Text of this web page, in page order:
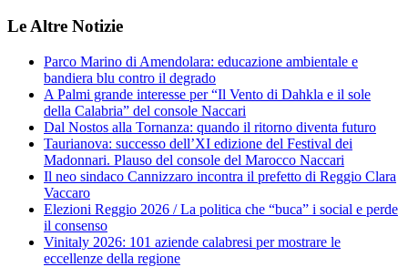
Le Altre Notizie
Parco Marino di Amendolara: educazione ambientale e
bandiera blu contro il degrado
A Palmi grande interesse per “Il Vento di Dahkla e il sole
della Calabria” del console Naccari
Dal Nostos alla Tornanza: quando il ritorno diventa futuro
Taurianova: successo dell’XI edizione del Festival dei
Madonnari. Plauso del console del Marocco Naccari
Il neo sindaco Cannizzaro incontra il prefetto di Reggio Clara
Vaccaro
Elezioni Reggio 2026 / La politica che “buca” i social e perde
il consenso
Vinitaly 2026: 101 aziende calabresi per mostrare le
eccellenze della regione